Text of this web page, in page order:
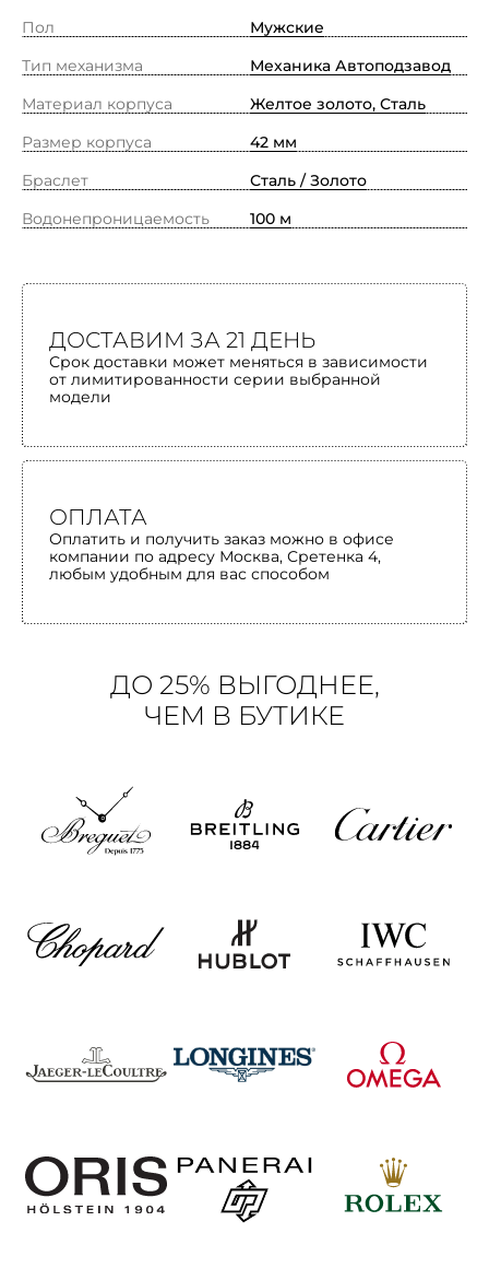
Пол
Мужские
Тип механизма
Механика Автоподзавод
Материал корпуса
Желтое золото, Сталь
Размер корпуса
42 мм
Браслет
Сталь / Золото
Водонепроницаемость
100 м
ДОСТАВИМ ЗА 21 ДЕНЬ
Срок доставки может меняться в зависимости
от лимитированности серии выбранной
модели
ОПЛАТА
Оплатить и получить заказ можно в офисе
компании по адресу Москва, Сретенка 4,
любым удобным для вас способом
ДО 25% ВЫГОДНЕЕ,
ЧЕМ В БУТИКЕ